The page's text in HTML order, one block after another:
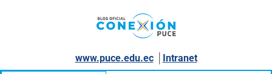
www.puce.edu.ec│ Intranet